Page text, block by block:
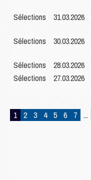
Sélections
31.03.2026
Sélections
30.03.2026
Sélections
28.03.2026
Sélections
27.03.2026
1 2 3 4 5 6 7 ...